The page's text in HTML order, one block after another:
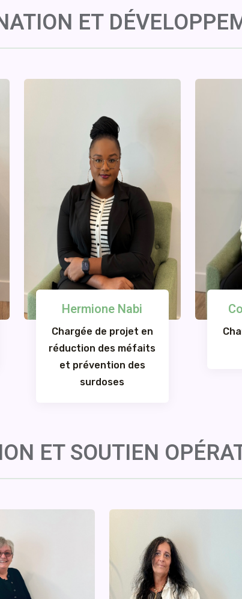
ET
Hermione Nabi
Chargée de projet en
réduction des méfaits
et prévention des
surdoses
ET SOUTIEN